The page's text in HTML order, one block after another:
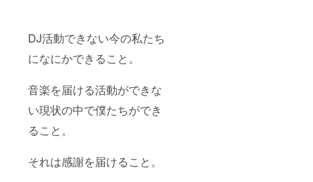
DJ活動できない今の私たち
になにかできること。
音楽を届ける活動ができな
い現状の中で僕たちができ
ること。
それは感謝を届けること。